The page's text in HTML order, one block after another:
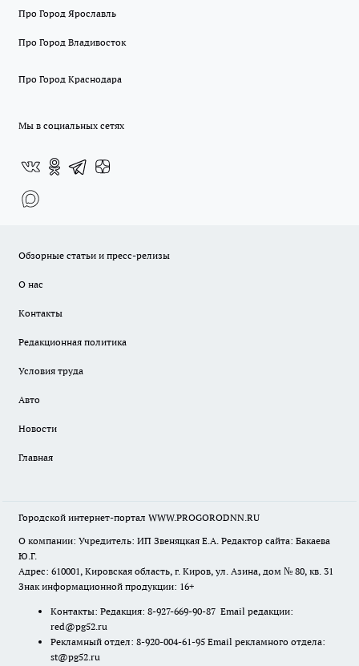
Про Город Ярославль
Про Город Владивосток
Про Город Краснодара
Мы в социальных сетях
Обзорные статьи и пресс-релизы
О нас
Контакты
Редакционная политика
Условия труда
Авто
Новости
Главная
Городской интернет-портал WWW.PROGORODNN.RU
О компании: Учредитель: ИП Звеняцкая Е.А. Редактор сайта: Бакаева
Ю.Г.
Адрес: 610001, Кировская область, г. Киров, ул. Азина, дом № 80, кв. 31
Знак информационной продукции: 16+
Контакты: Редакция: 8-927-669-90-87 Email редакции:
red@pg52.ru
Рекламный отдел: 8-920-004-61-95 Email рекламного отдела:
st@pg52.ru